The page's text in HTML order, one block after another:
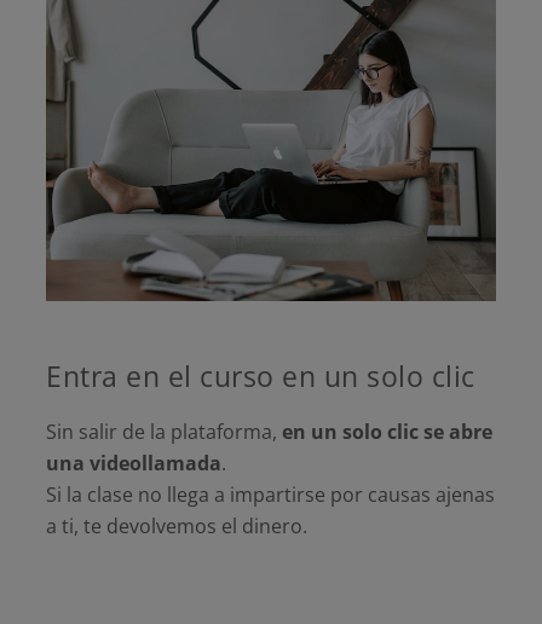
Entra en el curso en un solo clic
Sin salir de la plataforma, en un solo clic se abre
una videollamada.
Si la clase no llega a impartirse por causas ajenas
a ti, te devolvemos el dinero.